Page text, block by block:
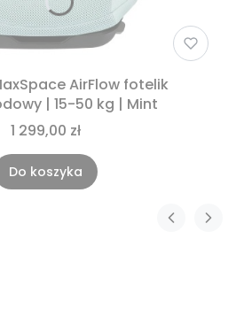
AirFlow fotelik
| 15-50 kg | Mint
1 299,00 zł
Do koszyka